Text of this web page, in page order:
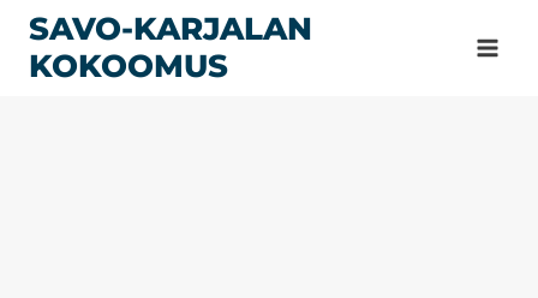
Siirry
sisältöön
SAVO-KARJALAN
KOKOOMUS